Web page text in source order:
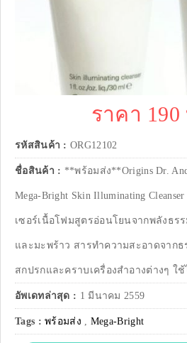
ราคา
รหัสสินค้า : ORG12102
ชื่อสินค้า : **พร้อมส่ง**Origins Dr.
Mega-Bright Skin Illuminating
เซอร์เนื้อโฟมสูตรอ่อนโยนจากพลังธรร
และมะพร้าว สารทำความสะอาดจาก
สกปรกและคราบเครื่องสำอางต่างๆ ใช้
อัพเดทล่าสุด : 1 มีนาคม 2559
Tags :พร้อมส่ง , Mega-Bright